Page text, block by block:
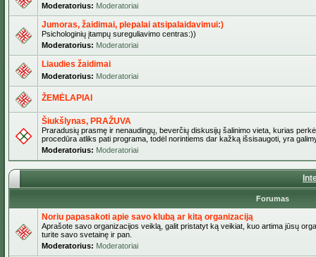
Moderatorius: Moderatoriai
Jumoras, žaidimai, plepalai atsipalaidavimui:)
Psichologinių įtampų sureguliavimo centras:))
Moderatorius: Moderatoriai
Liaudies žaidimai
Moderatorius: Moderatoriai
ŽEMĖLAPIAI
Šiukšlynas, PRAŽUVA
Praradusių prasmę ir nenaudingų, beverčių diskusijų šalinimo vieta, kurias
procedūra atliks pati programa, todėl norintiems dar kažką išsisaugoti, yra
Moderatorius: Moderatoriai
Forumas
Noriu papasakoti apie savo klubą ar kitą organizaciją
Aprašote savo organizacijos veiklą, galit pristatyt ką veikiat, kuo artima jūsų
turite savo svetainę ir pan.
Moderatorius: Moderatoriai